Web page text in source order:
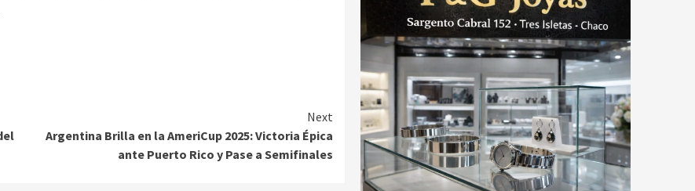
Next
Argentina Brilla en la AmeriCup 2025: Victoria Épica
ante Puerto Rico y Pase a Semifinales